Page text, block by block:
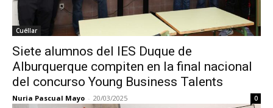
Cuéllar
Siete alumnos del IES Duque de
Alburquerque compiten en la final nacional
del concurso Young Business Talents
Nuria Pascual Mayo - 20/03/2025 0